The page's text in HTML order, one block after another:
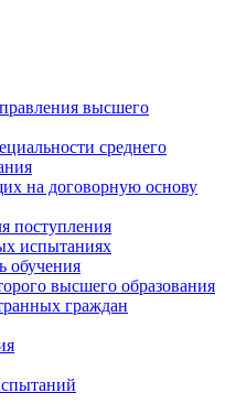
высшего
среднего
на договорную основу
поступления
испытаниях
обучения
высшего образования
граждан